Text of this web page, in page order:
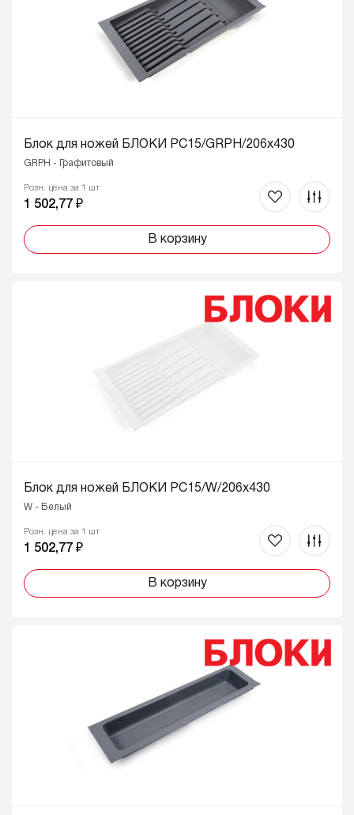
Блок для ножей БЛОКИ PC15/GRPH/206x430
GRPH - Графитовый
Розн. цена за 1 шт
1 502,77 ₽
В корзину
Блок для ножей БЛОКИ PC15/W/206x430
W - Белый
Розн. цена за 1 шт
1 502,77 ₽
В корзину